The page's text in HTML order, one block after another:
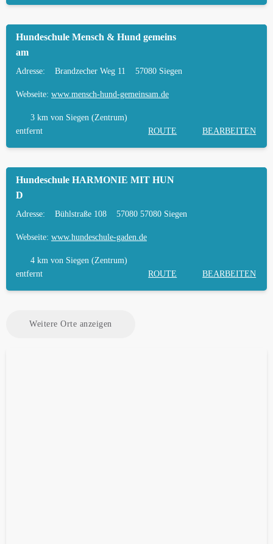
Hundeschule Mensch & Hund gemeins
am
Adresse: Brandzecher Weg 11 57080 Siegen
Webseite: www.mensch-hund-gemeinsam.de
3 km von Siegen (Zentrum)
entfernt
ROUTE BEARBEITEN
Hundeschule HARMONIE MIT HUN
D
Adresse: Bühlstraße 108 57080 57080 Siegen
Webseite: www.hundeschule-gaden.de
4 km von Siegen (Zentrum)
entfernt
ROUTE BEARBEITEN
Weitere Orte anzeigen